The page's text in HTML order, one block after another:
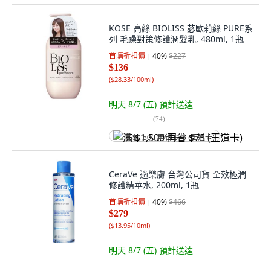
KOSE 高絲 BIOLISS 苾歐莉絲 PURE系
列 毛躁對策修護潤髮乳, 480ml, 1瓶
首購折扣價 40%$227
$136
($28.33/100ml)
明天 8/7 (五) 預計送達
(74)
满 $1,500 再省 $75 (王道卡)
CeraVe 適樂膚 台灣公司貨 全效極潤
修護精華水, 200ml, 1瓶
首購折扣價 40%$466
$279
($13.95/10ml)
明天 8/7 (五) 預計送達